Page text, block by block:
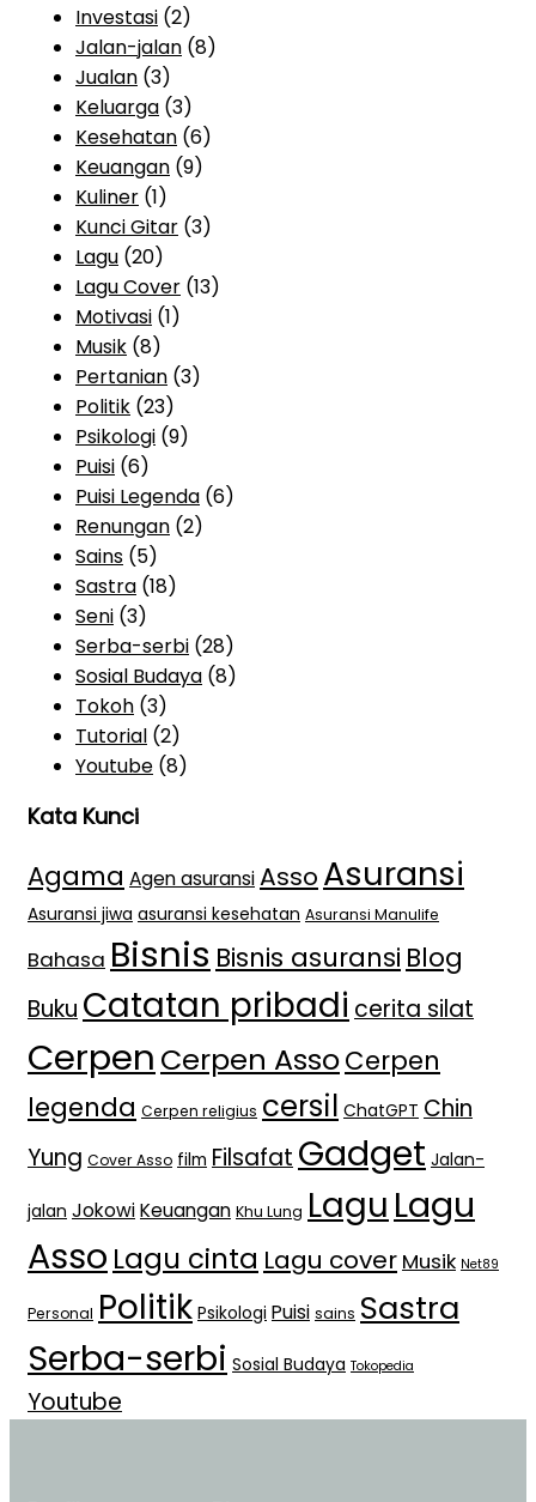
Investasi (2)
Jalan-jalan (8)
Jualan (3)
Keluarga (3)
Kesehatan (6)
Keuangan (9)
Kuliner (1)
Kunci Gitar (3)
Lagu (20)
Lagu Cover (13)
Motivasi (1)
Musik (8)
Pertanian (3)
Politik (23)
Psikologi (9)
Puisi (6)
Puisi Legenda (6)
Renungan (2)
Sains (5)
Sastra (18)
Seni (3)
Serba-serbi (28)
Sosial Budaya (8)
Tokoh (3)
Tutorial (2)
Youtube (8)
Kata Kunci
Agama Agen asuransiAsso Asuransi
Asuransi jiwa asuransi kesehatan Asuransi Manulife
Bahasa Bisnis Bisnis asuransi Blog
Buku Catatan pribadi cerita silat
Cerpen Cerpen AssoCerpen
legenda Cerpen religius cersil ChatGPT Chin
Yung Cover Asso film Filsafat Gadget Jalan-
jalan JokowiKeuangan Khu Lung Lagu Lagu
Asso Lagu cinta Lagu cover Musik Net89
Personal Politik Psikologi Puisi sains Sastra
Serba-serbi Sosial Budaya Tokopedia
Youtube